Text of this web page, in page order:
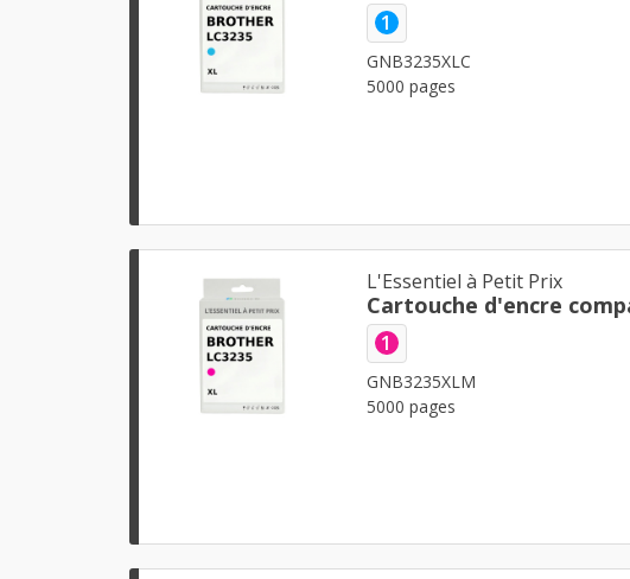
1
GNB3235XLC
5000 pages
L'Essentiel à Petit Prix
Cartouche d'encre
1
GNB3235XLM
5000 pages